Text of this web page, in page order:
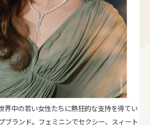
界中の若い女性たちに熱狂的な支持を得てい
ブランド。フェミニンでセクシー、スィート